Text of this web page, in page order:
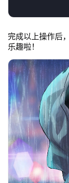
完成以上操作后
乐趣啦！